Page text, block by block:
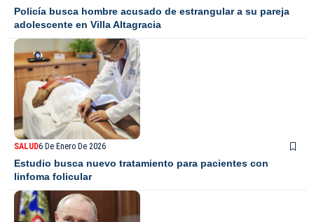
Policía busca hombre acusado de estrangular a su pareja
adolescente en Villa Altagracia
SALUD6 De Enero De 2026
Estudio busca nuevo tratamiento para pacientes con
linfoma folicular